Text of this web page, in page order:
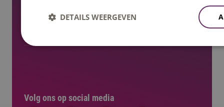
Volg ons op social media
DETAILS WEERGEVEN